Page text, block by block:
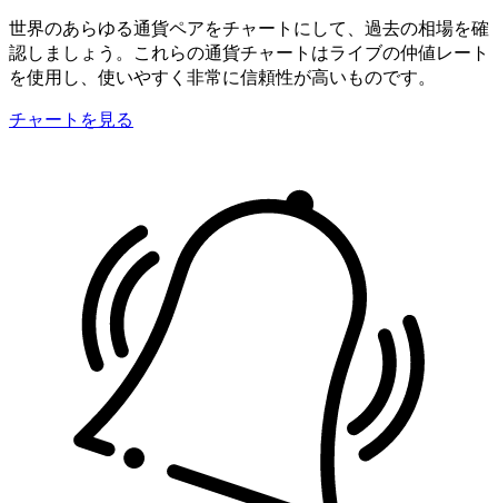
世界のあらゆる通貨ペアをチャートにして、過去の相場を確
認しましょう。これらの通貨チャートはライブの仲値レート
を使用し、使いやすく非常に信頼性が高いものです。
チャートを見る